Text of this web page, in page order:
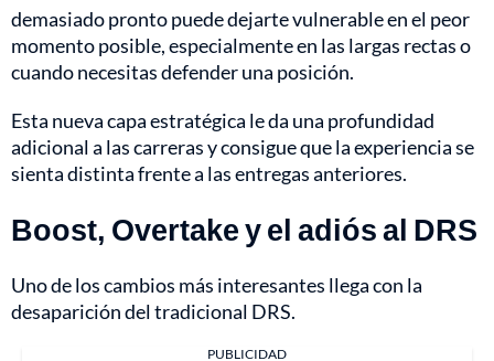
demasiado pronto puede dejarte vulnerable en el peor
momento posible, especialmente en las largas rectas o
cuando necesitas defender una posición.
Esta nueva capa estratégica le da una profundidad
adicional a las carreras y consigue que la experiencia se
sienta distinta frente a las entregas anteriores.
Boost, Overtake y el adiós al DRS
Uno de los cambios más interesantes llega con la
desaparición del tradicional DRS.
PUBLICIDAD